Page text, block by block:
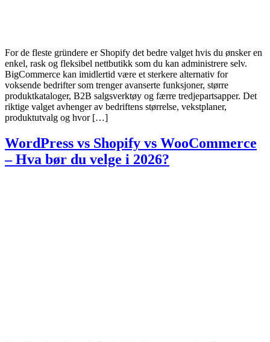
For de fleste gründere er Shopify det bedre valget hvis du ønsker en
enkel, rask og fleksibel nettbutikk som du kan administrere selv.
BigCommerce kan imidlertid være et sterkere alternativ for
voksende bedrifter som trenger avanserte funksjoner, større
produktkataloger, B2B salgsverktøy og færre tredjepartsapper. Det
riktige valget avhenger av bedriftens størrelse, vekstplaner,
produktutvalg og hvor […]
WordPress vs Shopify vs WooCommerce
– Hva bør du velge i 2026?